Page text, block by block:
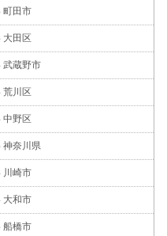
町田市
大田区
武蔵野市
荒川区
中野区
神奈川県
川崎市
大和市
船橋市